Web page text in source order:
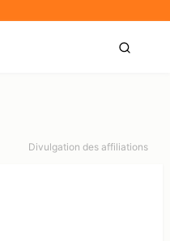
Divulgation des affiliations